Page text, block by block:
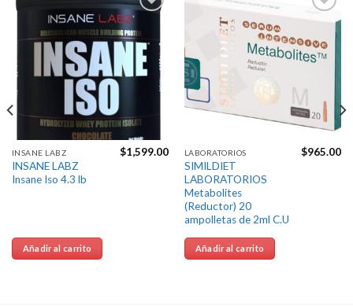
Agregar
a la
Lista de
deseos
INSANE LABZ
INSANE LABZ
Insane Iso 4.3 lb
$1,599.00
Añadir al carrito
Agregar
Lista de
deseos
LABORATORIOS
SIMILDIET
LABORATORIOS
Metabolites
(Reductor) 20
ampolletas de 2ml C.U
$965.00
Añadir al carrito